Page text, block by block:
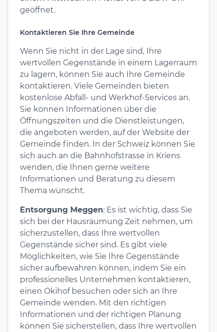
geöffnet.
Kontaktieren Sie Ihre Gemeinde
Wenn Sie nicht in der Lage sind, Ihre
wertvollen Gegenstände in einem Lagerraum
zu lagern, können Sie auch Ihre Gemeinde
kontaktieren. Viele Gemeinden bieten
kostenlose Abfall- und Werkhof-Services an.
Sie können Informationen über die
Öffnungszeiten und die Dienstleistungen,
die angeboten werden, auf der Website der
Gemeinde finden. In der Schweiz können Sie
sich auch an die Bahnhofstrasse in Kriens
wenden, die Ihnen gerne weitere
Informationen und Beratung zu diesem
Thema wünscht.
Entsorgung Meggen: Es ist wichtig, dass Sie
sich bei der Hausräumung Zeit nehmen, um
sicherzustellen, dass Ihre wertvollen
Gegenstände sicher sind. Es gibt viele
Möglichkeiten, wie Sie Ihre Gegenstände
sicher aufbewahren können, indem Sie ein
professionelles Unternehmen kontaktieren,
einen Ökihof besuchen oder sich an Ihre
Gemeinde wenden. Mit den richtigen
Informationen und der richtigen Planung
können Sie sicherstellen, dass Ihre wertvollen